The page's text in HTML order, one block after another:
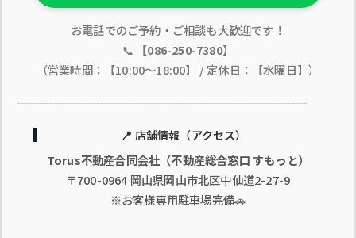
お電話でのご予約・ご相談も大歓迎です！
📞
【086-250-7380】
（営業時間：【10:00〜18:00】 / 定休日：【水曜日】）
📍 店舗情報（アクセス）
Torus不動産合同会社（不動産総合窓口 すもっと）
〒700-0964 岡山県岡山市北区中仙道2-27-9
※お客様専用駐車場完備🚗